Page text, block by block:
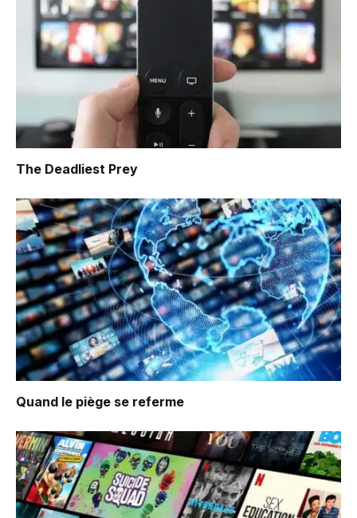
The Deadliest Prey
Quand le piège se referme